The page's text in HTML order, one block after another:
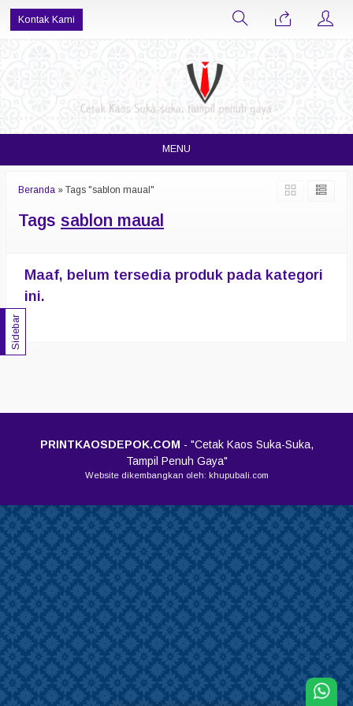
Kontak Kami
MENU
Beranda » Tags "sablon maual"
Tags sablon maual
Maaf, belum tersedia produk pada kategori
ini.
Sidebar
PRINTKAOSDEPOK.COM - "Cetak Kaos Suka-Suka,
Tampil Penuh Gaya"
Website dikembangkan oleh: khupubali.com